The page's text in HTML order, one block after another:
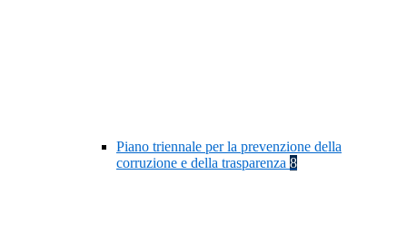
Piano triennale per la prevenzione della
corruzione e della trasparenza 8